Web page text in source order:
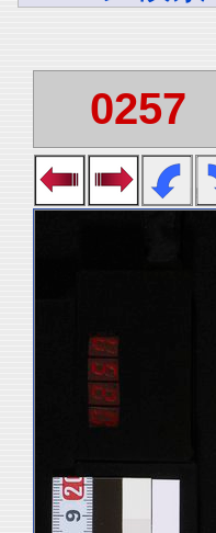
0257